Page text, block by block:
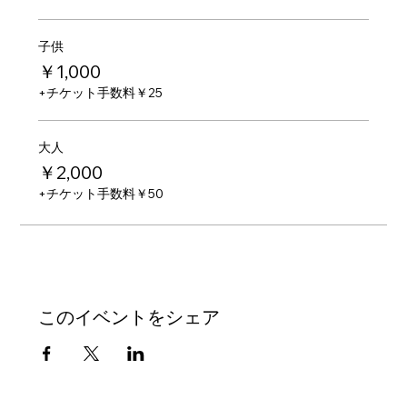
子供
￥1,000
+チケット手数料￥25
大人
￥2,000
+チケット手数料￥50
このイベントをシェア